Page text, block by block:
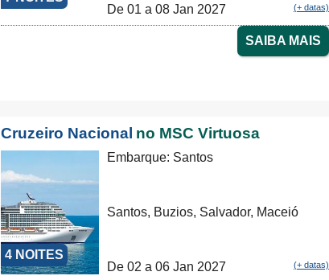
De 01 a 08 Jan 2027
(+ datas)
SAIBA MAIS
Cruzeiro Nacional no MSC Virtuosa
4 NOITES
Embarque: Santos
Santos, Buzios, Salvador, Maceió
De 02 a 06 Jan 2027 (+ datas)